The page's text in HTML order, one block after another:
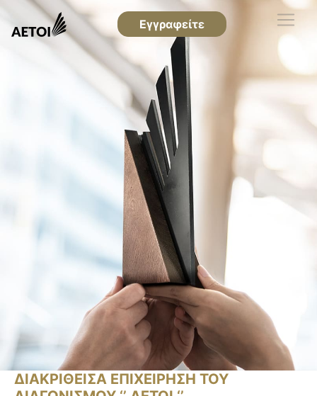
Εγγραφείτε
ΔΙΑΚΡΙΘΕΙΣΑ ΕΠΙΧΕΙΡΗΣΗ ΤΟΥ